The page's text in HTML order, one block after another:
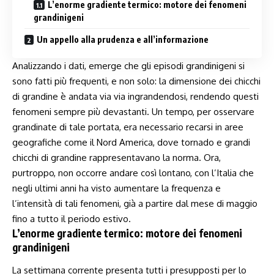
L’enorme gradiente⁣ termico: motore dei fenomeni
grandinigeni
Un appello alla prudenza e all’informazione
Analizzando i dati, emerge che gli episodi⁣ grandinigeni si
sono fatti più frequenti, e non solo: la dimensione dei chicchi
di grandine è andata via via ‌ingrandendosi,⁣ rendendo​ questi
fenomeni sempre più devastanti. Un tempo, per osservare
grandinate di tale portata, era necessario⁣ recarsi in⁤ aree
geografiche come il Nord America, dove tornado e grandi
chicchi di grandine⁣ rappresentavano ‍la norma. Ora,
⁢purtroppo, non occorre andare⁢ così lontano, con l’Italia che
negli ultimi anni ha visto aumentare la frequenza e
l’intensità di tali fenomeni, già a partire dal mese di maggio
fino a tutto il periodo estivo.
L’enorme gradiente⁣ termico: motore dei fenomeni
grandinigeni
La settimana corrente presenta tutti i presupposti per lo